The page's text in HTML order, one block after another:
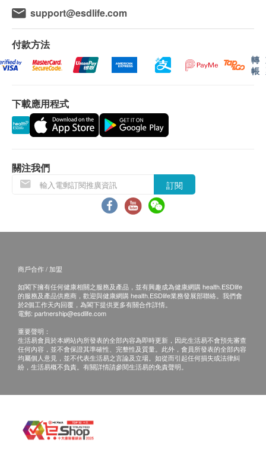
產品簡介
就像我們的旗艦系列一樣，您可以通過功能強大的智
有64,000種光暗度和1,600萬種顏色（亦可配合預設
的健康模式）來設計您喜歡的場景燈光。
日本光觸媒工業會 (PIAJ)
媒技術和WiZ智能照明軟件, 加上Qivation光觸媒應用
上, 針對每個產品特性給予特定配方, 提高納米光觸媒
在產品上發揮最大效能。
只需將燈帶貼在您喜歡的任何表面上 - 從明亮的天花
板凹槽照明到走道、或用作樓梯、櫥櫃下等作環境導
引燈。
有絕佳彈性，讓您隨空間塑型和彎曲。
牙，不需要任何其他硬件或橋接器，便可全天候啟動
support@esdlife.com
付款方法
轉
帳
下載應用程式
關注我們
訂閱
商戶合作 / 加盟
如閣下擁有任何健康相關之服務及產品，並有興趣成為健康網購 health.ESDlife
的服務及產品供應商，歡迎與健康網購 health.ESDlife業務發展部聯絡。我們會
於2個工作天內回覆，為閣下提供更多有關合作詳情。
電郵: partnership@esdlife.com
重要聲明：
生活易會員於本網站內所發表的全部內容為即時更新，因此生活易不會預先審查
任何內容，並不會保證其準確性、完整性及質量。此外，會員所發表的全部內容
均屬個人意見，並不代表生活易之言論及立場。如從而引起任何損失或法律糾
紛，生活易概不負責。有關詳情請參閱生活易的免責聲明。